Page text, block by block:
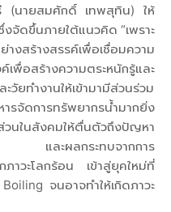
(นายสมศักดิ์ เทพสุทิน) ให้
งจัดขึ้นภายใต้แนวคิด “เพราะ
งสร้างสรรค์เพื่อเชื่อมความ
อสร้างความตระหนักรู้และ
วัยทำงานให้เข้ามามีส่วนร่วม
รจัดการทรัพยากรน้ำมากยิ่ง
นในสังคมให้ตื่นตัวถึงปัญหา
และผลกระทบจากการ
าวะโลกร้อน เข้าสู่ยุคใหม่ที่
จนอาจทำให้เกิดภาวะ